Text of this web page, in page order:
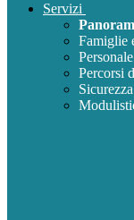
Servizi
Famiglie
Percorsi